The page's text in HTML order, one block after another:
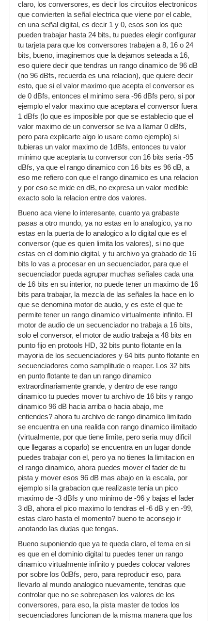
claro, los conversores, es decir los circuitos electronicos
que convierten la señal electrica que viene por el cable,
en una señal digital, es decir 1 y 0, esos son los que
pueden trabajar hasta 24 bits, tu puedes elegir configurar
tu tarjeta para que los conversores trabajen a 8, 16 o 24
bits, bueno, imaginemos que la dejamos seteada a 16,
eso quiere decir que tendras un rango dinamico de 96 dB
(no 96 dBfs, recuerda es una relacion), que quiere decir
esto, que si el valor maximo que acepta el conversor es
de 0 dBfs, entonces el minimo sera -96 dBfs pero, si por
ejemplo el valor maximo que aceptara el conversor fuera
1 dBfs (lo que es imposible por que se establecio que el
valor maximo de un conversor se iva a llamar 0 dBfs,
pero para explicarte algo lo usare como ejemplo) si
tubieras un valor maximo de 1dBfs, entonces tu valor
minimo que aceptaria tu conversor con 16 bits seria -95
dBfs, ya que el rango dinamico con 16 bits es 96 dB, a
eso me refiero con que el rango dinamico es una relacion
y por eso se mide en dB, no expresa un valor medible
exacto solo la relacion entre dos valores.
Bueno aca viene lo interesante, cuanto ya grabaste
pasas a otro mundo, ya no estas en lo analogico, ya no
estas en la puerta de lo analogico a lo digital que es el
conversor (que es quien limita los valores), si no que
estas en el dominio digital, y tu archivo ya grabado de 16
bits lo vas a procesar en un secuenciador, para que el
secuenciador pueda agrupar muchas señales cada una
de 16 bits en su interior, no puede tener un maximo de 16
bits para trabajar, la mezcla de las señales la hace en lo
que se denomina motor de audio, y es este el que te
permite tener un rango dinamico virtualmente infinito. El
motor de audio de un secuenciador no trabaja a 16 bits,
solo el conversor, el motor de audio trabaja a 48 bits en
punto fijo en protools HD, 32 bits punto flotante en la
mayoria de los secuenciadores y 64 bits punto flotante en
secuenciadores como samplitude o reaper. Los 32 bits
en punto flotante te dan un rango dinamico
extraordinariamente grande, y dentro de ese rango
dinamico tu puedes mover tu archivo de 16 bits y rango
dinamico 96 dB hacia arriba o hacia abajo, me
entiendes? ahora tu archivo de rango dinamico limitado
se encuentra en una realida con rango dinamico ilimitado
(virtualmente, por que tiene limite, pero seria muy dificil
que llegaras a coparlo) se encuentra en un lugar donde
puedes trabajar con el, pero ya no tienes la limitacion en
el rango dinamico, ahora puedes mover el fader de tu
pista y mover esos 96 dB mas abajo en la escala, por
ejemplo si la grabacion que realizaste tenia un pico
maximo de -3 dBfs y uno minimo de -96 y bajas el fader
3 dB, ahora el pico maximo lo tendras el -6 dB y en -99,
estas claro hasta el momento? bueno te aconsejo ir
anotando las dudas que tengas.
Bueno suponiendo que ya te queda claro, el tema en si
es que en el dominio digital tu puedes tener un rango
dinamico virtualmente infinito y puedes colocar valores
por sobre los 0dBfs, pero, para reproducir eso, para
llevarlo al mundo analogico nuevamente, tendras que
controlar que no se sobrepasen los valores de los
conversores, para eso, la pista master de todos los
secuenciadores funcionan de la misma manera que los